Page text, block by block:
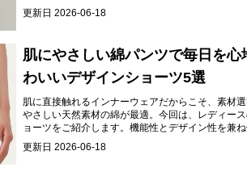
します。
更新日 2026-06-18
肌にやさしい綿パンツで毎日を
わいいデザインショーツ5選
肌に直接触れるインナーウェアだからこそ、素材
やさしい天然素材の綿が最適。今回は、レディー
ョーツをご紹介します。機能性とデザイン性を兼
をお届けします。
更新日 2026-06-18